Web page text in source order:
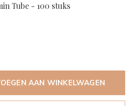
Tube - 100 stuks
AAN WINKELWAGEN